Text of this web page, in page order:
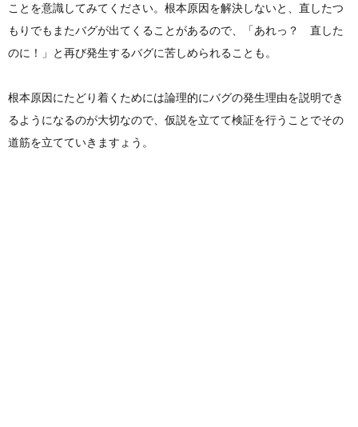
ことを意識してみてください。根本原因を解決しないと、直したつ
もりでもまたバグが出てくることがあるので、「あれっ？ 直した
のに！」と再び発生するバグに苦しめられることも。
根本原因にたどり着くためには論理的にバグの発生理由を説明でき
るようになるのが大切なので、仮説を立てて検証を行うことでその
道筋を立てていきますょう。